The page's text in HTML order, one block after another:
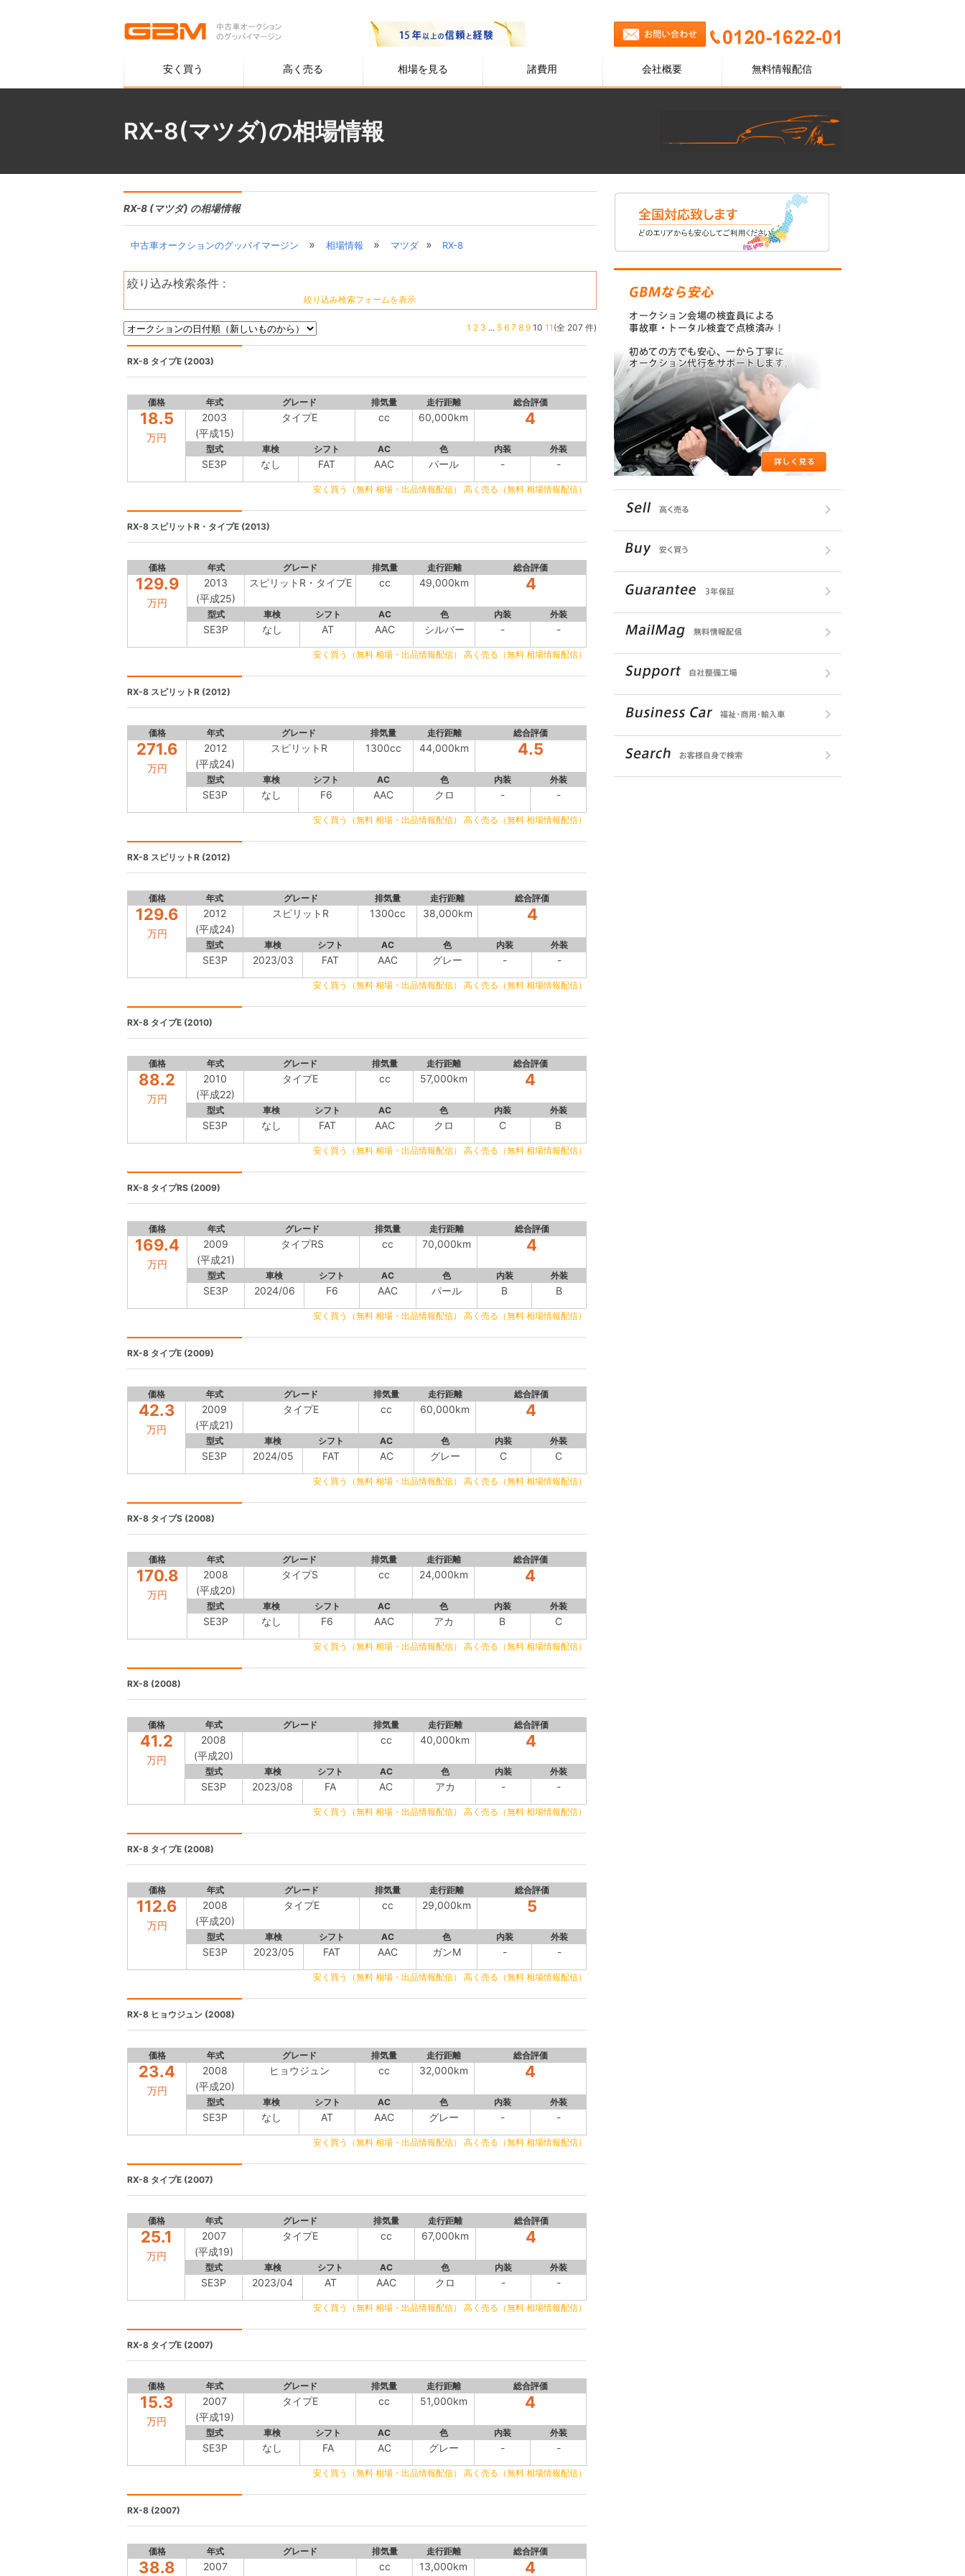
安く買う 高く売る 相場を見る 諸費用 会社概要 無料情報配信
RX-8(マツダ)の相場情報
RX-8 (マツダ) の相場情報
中古車オークションのグッバイマージン » 相場情報 » マツダ » RX-8
絞り込み検索条件 :
絞り込み検索フォームを表示
1 2 3 ... 5 6 7 8 910 11 (全 207 件)
RX-8 タイプE (2003)
価格 年式 グレード 排気量 走行距離 総合評価
18.5
万円
2003
(平成15)
タイプE cc 60,000km 4
型式 車検 シフト AC 色 内装 外装
SE3P なし FAT AAC パール - -
安く買う（無料 相場・出品情報配信） 高く売る（無料 相場情報配信）
RX-8 スピリットR・タイプE (2013)
価格 年式 グレード 排気量 走行距離 総合評価
129.9
万円
2013
(平成25)
スピリットR・タイプE cc 49,000km 4
型式 車検 シフト AC 色 内装 外装
SE3P なし AT AAC シルバー - -
安く買う（無料 相場・出品情報配信） 高く売る（無料 相場情報配信）
RX-8 スピリットR (2012)
価格 年式 グレード 排気量 走行距離 総合評価
271.6
万円
2012
(平成24)
スピリットR 1300cc 44,000km 4.5
型式 車検 シフト AC 色 内装 外装
SE3P なし F6 AAC クロ - -
安く買う（無料 相場・出品情報配信） 高く売る（無料 相場情報配信）
RX-8 スピリットR (2012)
価格 年式 グレード 排気量 走行距離 総合評価
129.6
万円
2012
(平成24)
スピリットR 1300cc 38,000km 4
型式 車検 シフト AC 色 内装 外装
SE3P 2023/03 FAT AAC グレー - -
安く買う（無料 相場・出品情報配信） 高く売る（無料 相場情報配信）
RX-8 タイプE (2010)
価格 年式 グレード 排気量 走行距離 総合評価
88.2
万円
2010
(平成22)
タイプE cc 57,000km 4
型式 車検 シフト AC 色 内装 外装
SE3P なし FAT AAC クロ C B
安く買う（無料 相場・出品情報配信） 高く売る（無料 相場情報配信）
RX-8 タイプRS (2009)
価格 年式 グレード 排気量 走行距離 総合評価
169.4
万円
2009
(平成21)
タイプRS cc 70,000km 4
型式 車検 シフト AC 色 内装 外装
SE3P 2024/06 F6 AAC パール B B
安く買う（無料 相場・出品情報配信） 高く売る（無料 相場情報配信）
RX-8 タイプE (2009)
価格 年式 グレード 排気量 走行距離 総合評価
42.3
万円
2009
(平成21)
タイプE cc 60,000km 4
型式 車検 シフト AC 色 内装 外装
SE3P 2024/05 FAT AC グレー C C
安く買う（無料 相場・出品情報配信） 高く売る（無料 相場情報配信）
RX-8 タイプS (2008)
価格 年式 グレード 排気量 走行距離 総合評価
170.8
万円
2008
(平成20)
タイプS cc 24,000km 4
型式 車検 シフト AC 色 内装 外装
SE3P なし F6 AAC アカ B C
安く買う（無料 相場・出品情報配信） 高く売る（無料 相場情報配信）
RX-8 (2008)
価格 年式 グレード 排気量 走行距離 総合評価
41.2
万円
2008
(平成20)
cc 40,000km 4
型式 車検 シフト AC 色 内装 外装
SE3P 2023/08 FA AC アカ - -
安く買う（無料 相場・出品情報配信） 高く売る（無料 相場情報配信）
RX-8 タイプE (2008)
価格 年式 グレード 排気量 走行距離 総合評価
112.6
万円
2008
(平成20)
タイプE cc 29,000km 5
型式 車検 シフト AC 色 内装 外装
SE3P 2023/05 FAT AAC ガンM - -
安く買う（無料 相場・出品情報配信） 高く売る（無料 相場情報配信）
RX-8 ヒョウジュン (2008)
価格 年式 グレード 排気量 走行距離 総合評価
23.4
万円
2008
(平成20)
ヒョウジュン cc 32,000km 4
型式 車検 シフト AC 色 内装 外装
SE3P なし AT AAC グレー - -
安く買う（無料 相場・出品情報配信） 高く売る（無料 相場情報配信）
RX-8 タイプE (2007)
価格 年式 グレード 排気量 走行距離 総合評価
25.1
万円
2007
(平成19)
タイプE cc 67,000km 4
型式 車検 シフト AC 色 内装 外装
SE3P 2023/04 AT AAC クロ - -
安く買う（無料 相場・出品情報配信） 高く売る（無料 相場情報配信）
RX-8 タイプE (2007)
価格 年式 グレード 排気量 走行距離 総合評価
15.3
万円
2007
(平成19)
タイプE cc 51,000km 4
型式 車検 シフト AC 色 内装 外装
SE3P なし FA AC グレー - -
安く買う（無料 相場・出品情報配信） 高く売る（無料 相場情報配信）
RX-8 (2007)
価格 年式 グレード 排気量 走行距離 総合評価
38.8
2007
cc 13,000km 4